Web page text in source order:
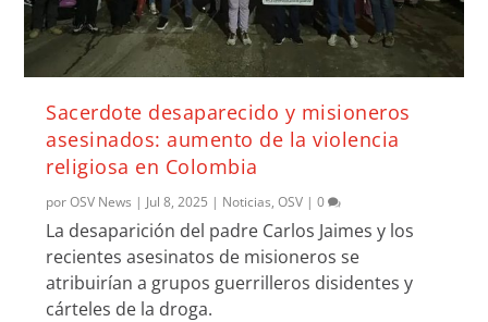
Sacerdote desaparecido y misioneros
asesinados: aumento de la violencia
religiosa en Colombia
porOSV News | Jul 8, 2025 | Noticias,OSV |0
La desaparición del padre Carlos Jaimes y los
recientes asesinatos de misioneros se
atribuirían a grupos guerrilleros disidentes y
cárteles de la droga.